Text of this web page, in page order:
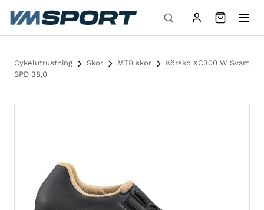
Hoppa till innehåll
Cykelutrustning Skor MTB skor
Körsko XC300 W Svart
SPD 38,0